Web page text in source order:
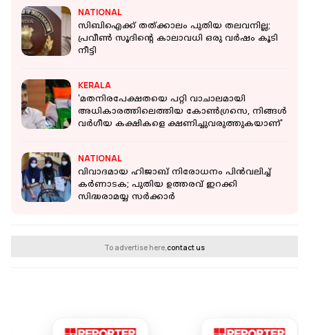
NATIONAL
സിബിഐക്ക് തത്ക്കാലം പുതിയ തലവനില്ല;
പ്രവീണ്‍ സൂദിന്റെ കാലാവധി ഒരു വര്‍ഷം കൂടി
നീട്ടി
KERALA
'മതനിരപേക്ഷതയെ പറ്റി വാചാലമായി
അധികാരത്തിലെത്തിയ കോണ്‍ഗ്രസെ, നിങ്ങള്‍
വര്‍ഗീയ കക്ഷികളെ ക്ഷണിച്ചുവരുത്തുകയാണ്'
NATIONAL
വിവാദമായ ഹിജാബ് നിരോധനം പിന്‍വലിച്ച്
കര്‍ണാടക; പുതിയ ഉത്തരവ് ഇറക്കി
സിദ്ധരാമയ്യ സര്‍ക്കാര്‍
To advertise here,contact us